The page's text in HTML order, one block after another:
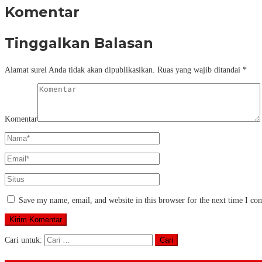
Komentar
Tinggalkan Balasan
Alamat surel Anda tidak akan dipublikasikan. Ruas yang wajib ditandai *
Komentar
Save my name, email, and website in this browser for the next time I
Cari untuk: